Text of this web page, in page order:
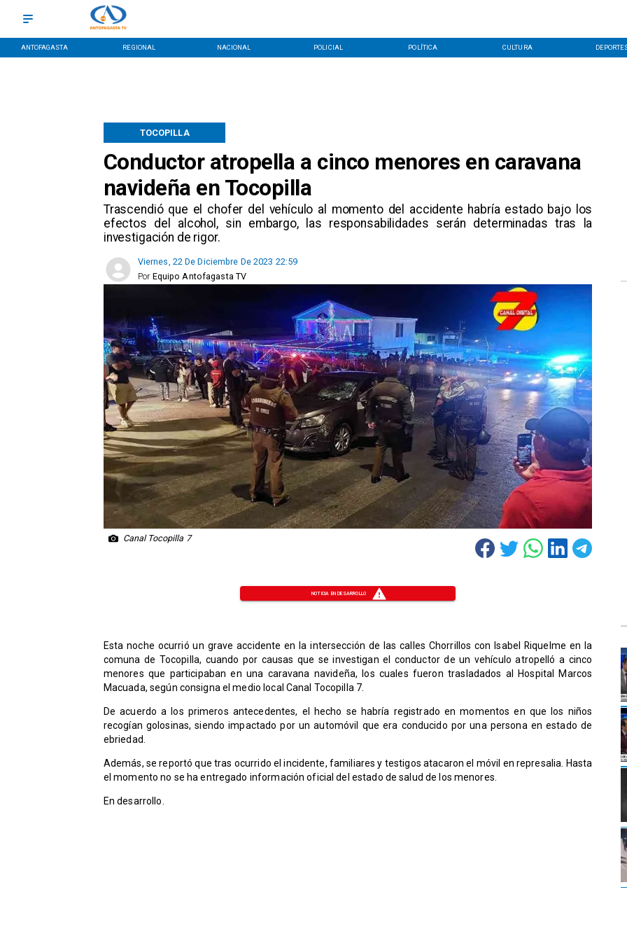
ANTOFAGASTA REGIONAL NACIONAL POLICIAL POLÍTICA CULTURA
Conductor atropella a cinco menores en caravana
navideña en Tocopilla
​Trascendió que el chofer del vehículo al momento del accidente habría estado bajo los
efectos del alcohol, sin embargo, las responsabilidades serán determinadas tras la
investigación de rigor.
TOCOPILLA
Viernes, 22 De Diciembre De 2023 22:59
Equipo Antofagasta TV
Por
Canal Tocopilla 7
NOTICIA EN DESARROLLO
Esta noche ocurrió un grave accidente en la intersección de las calles Chorrillos con Isabel Riquelme en la
comuna de Tocopilla, cuando por causas que se investigan el conductor de un vehículo atropelló a cinco
menores que participaban en una caravana navideña, los cuales fueron trasladados al Hospital Marcos
Macuada, según consigna el medio local Canal Tocopilla 7.
De acuerdo a los primeros antecedentes, el hecho se habría registrado en momentos en que los niños
recogían golosinas, siendo impactado por un automóvil que era conducido por una persona en estado de
ebriedad.
Además, se reportó que tras ocurrido el incidente, familiares y testigos atacaron el móvil en represalia. Hasta
el momento no se ha entregado información oficial del estado de salud de los menores.
En desarrollo.